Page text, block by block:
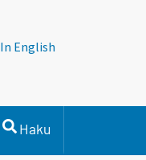
In English
Haku